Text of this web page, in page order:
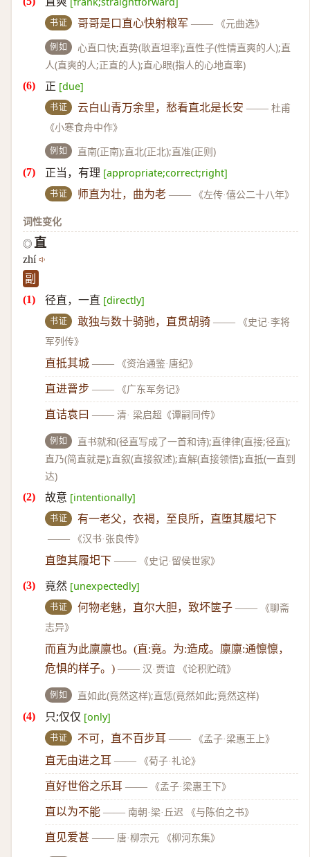
书证 哥哥是口直心快射粮军 —— 《元曲选》
例如
心直口快;直势(耿直坦率);直性子(性情直爽的人);直
人(直爽的人;正直的人);直心眼(指人的心地直率)
正 [due]
书证 云白山青万余里，愁看直北是长安 —— 杜甫
《小寒食舟中作》
例如 直南(正南);直北(正北);直准(正则)
正当，有理 [appropriate;correct;right]
书证 师直为壮，曲为老 —— 《左传·僖公二十八年》
词性变化
◎ 直
zhí
副
径直，一直 [directly]
书证 敢独与数十骑驰，直贯胡骑 ——
《史记·李将
军列传》
直抵其城 —— 《资治通鉴·唐纪》
直进罾步 —— 《广东军务记》
直诘袁曰 —— 清· 梁启超《谭嗣同传》
例如
直书就和(径直写成了一首和诗);直律律(直接;径直);
直乃(简直就是);直叙(直接叙述);直解(直接领悟);直抵(一直到
达)
故意 [intentionally]
书证
有一老父，衣褐，至良所，直堕其履圮下
——
《汉书·张良传》
直堕其履圯下 —— 《史记·留侯世家》
竟然 [unexpectedly]
书证 何物老魅，直尔大胆，致坏箧子 ——
《聊斋
志异》
而直为此廪廪也。(直:竟。为:造成。廪廪:通懔懔，
危惧的样子。) —— 汉·贾谊 《论积贮疏》
例如 直如此(竟然这样);直恁(竟然如此;竟然这样)
只;仅仅 [only]
书证 不可，直不百步耳 —— 《孟子·梁惠王上》
直无由进之耳 —— 《荀子·礼论》
直好世俗之乐耳 —— 《孟子·梁惠王下》
直以为不能 —— 南朝·梁·丘迟 《与陈伯之书》
直见爱甚 —— 唐·柳宗元 《柳河东集》